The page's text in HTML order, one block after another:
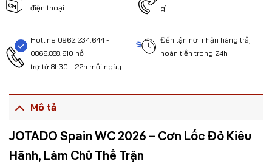
điện thoại
gì
Hotline 0962.234.644 -
0866.888.610 hỗ
trợ từ 8h30 - 22h mỗi ngày
Đến tận nơi nhận hàng trả,
hoàn tiền trong 24h
Mô tả
JOTADO Spain WC 2026 – Cơn Lốc Đỏ Kiêu
Hãnh, Làm Chủ Thế Trận